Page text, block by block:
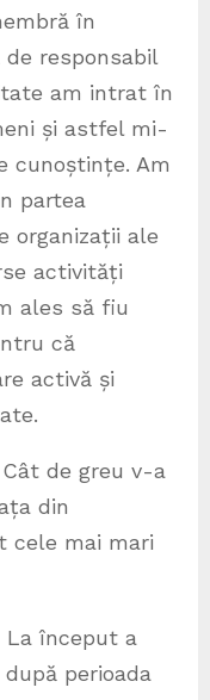
în
responsabil
am intrat în
și astfel mi-
cunoștințe. Am
partea
organizații ale
activități
ales să fiu
că
activă și
Cât de greu v-a
din
cele mai mari
La început a
perioada